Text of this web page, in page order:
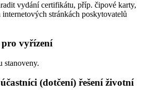
vydání certifikátu, příp. čipové karty,
stránkách poskytovatelů
vyřízení
stanoveny.
(dotčení) řešení životní